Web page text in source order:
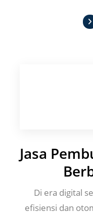
Jasa
Di era digital
efisiensi dan